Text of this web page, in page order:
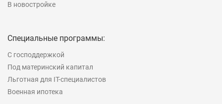
В новостройке
Специальные программы:
С господдержкой
Под материнский капитал
Льготная для IT-специалистов
Военная ипотека